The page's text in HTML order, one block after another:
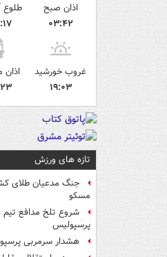
اذان صبح
۰۳:۴۲
طلوع
غروب خورشید
۱۹:۰۳
تازه های ورزش
جنگ مدعیان طلای
مسکو
شروع تلخ مدافع
پرسپولیس
هشدار سرمربی